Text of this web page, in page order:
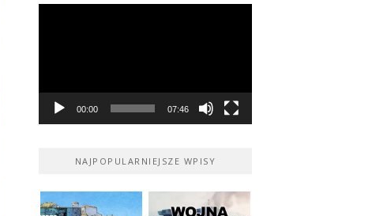
00:00 07:46
NAJPOPULARNIEJSZE WPISY